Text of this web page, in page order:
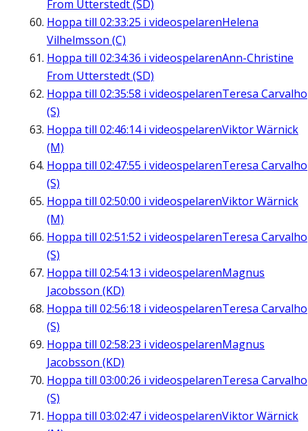
From Utterstedt (SD)
Hoppa till 02:33:25 i videospelarenHelena
Vilhelmsson (C)
Hoppa till 02:34:36 i videospelarenAnn-Christine
From Utterstedt (SD)
Hoppa till 02:35:58 i videospelarenTeresa Carvalho
(S)
Hoppa till 02:46:14i videospelarenViktor Wärnick
(M)
Hoppa till 02:47:55 i videospelarenTeresa Carvalho
(S)
Hoppa till 02:50:00 i videospelarenViktor Wärnick
(M)
Hoppa till 02:51:52 i videospelarenTeresa Carvalho
(S)
Hoppa till 02:54:13 i videospelarenMagnus
Jacobsson (KD)
Hoppa till 02:56:18 i videospelarenTeresa Carvalho
(S)
Hoppa till 02:58:23 i videospelarenMagnus
Jacobsson (KD)
Hoppa till 03:00:26 i videospelarenTeresa Carvalho
(S)
Hoppa till 03:02:47 i videospelarenViktor Wärnick